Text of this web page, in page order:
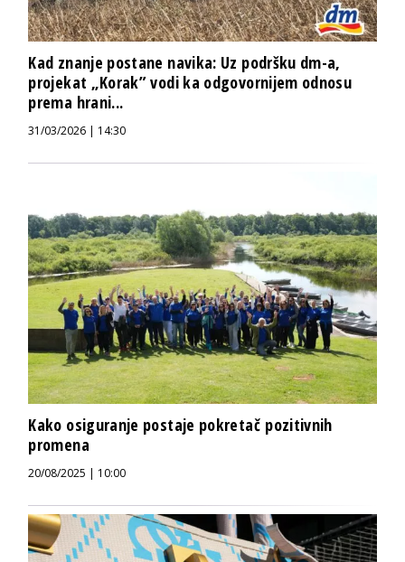
Kad znanje postane navika: Uz podršku dm-a,
projekat „Korak” vodi ka odgovornijem odnosu
prema hrani...
31/03/2026 | 14:30
Kako osiguranje postaje pokretač pozitivnih
promena
20/08/2025 | 10:00